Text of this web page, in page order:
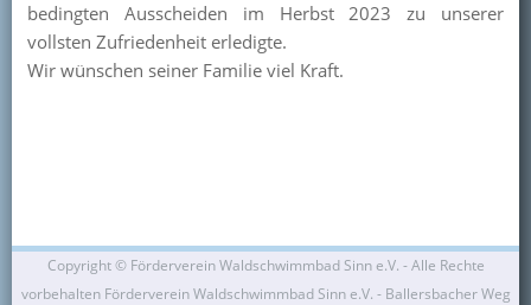
Kioskangebote
Unterstützer
Mitglied werden
bedingten Ausscheiden im Herbst 2023 zu unserer
vollsten Zufriedenheit erledigte.
Wir wünschen seiner Familie viel Kraft.
Copyright © Förderverein Waldschwimmbad Sinn e.V. - Alle Rechte
vorbehalten Förderverein Waldschwimmbad Sinn e.V. - Ballersbacher Weg